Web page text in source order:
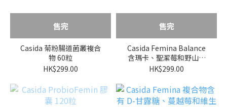
售完
Casida 菊粉腸道菌叢複合
物 60粒
HK$299.00
售完
Casida Femina Balance
含瑪卡、聖潔莓和野山藥
60粒
HK$299.00